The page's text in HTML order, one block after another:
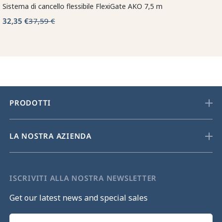
Sistema di cancello flessibile FlexiGate AKO 7,5 m
32,35 €37,59 €
PRODOTTI
LA NOSTRA AZIENDA
ISCRIVITI ALLA NOSTRA NEWSLETTER
Get our latest news and special sales